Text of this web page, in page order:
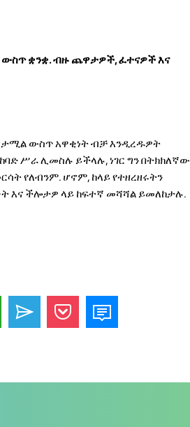
ቋንቋ. ብዙ ጨዋታዎች, ፈተናዎች እና
ታሚል ውስጥ አዋቂነት ብቻ እንዲረዱዎት
ሥራ ሊመስሉ ይችላሉ, ነገር ግን በትክክለኛው
የለብንም. ሆኖም, ከላይ የተዘረዘሩትን
እና ችሎታዎ ላይ ከፍተኛ መሻሻል ይመለከታሉ.